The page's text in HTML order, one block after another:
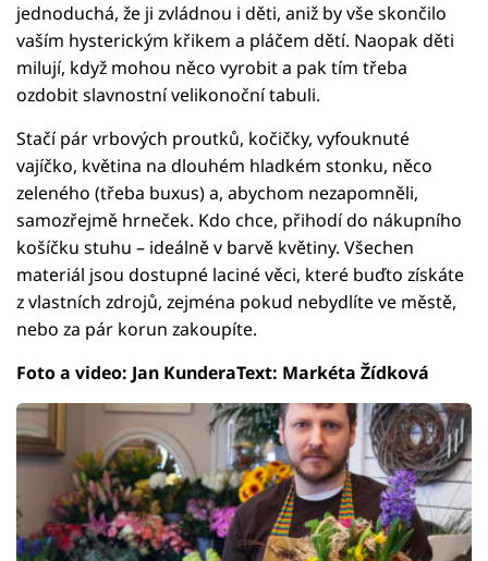
jednoduchá, že ji zvládnou i děti, aniž by vše skončilo
vaším hysterickým křikem a pláčem dětí. Naopak děti
milují, když mohou něco vyrobit a pak tím třeba
ozdobit slavnostní velikonoční tabuli.
Stačí pár vrbových proutků, kočičky, vyfouknuté
vajíčko, květina na dlouhém hladkém stonku, něco
zeleného (třeba buxus) a, abychom nezapomněli,
samozřejmě hrneček. Kdo chce, přihodí do nákupního
košíčku stuhu – ideálně v barvě květiny. Všechen
materiál jsou dostupné laciné věci, které buďto získáte
z vlastních zdrojů, zejména pokud nebydlíte ve městě,
nebo za pár korun zakoupíte.
Foto a video: Jan KunderaText: Markéta Žídková